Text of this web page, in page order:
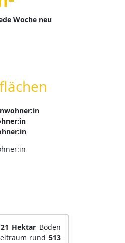
Woche neu
Hektar Boden
rund 513